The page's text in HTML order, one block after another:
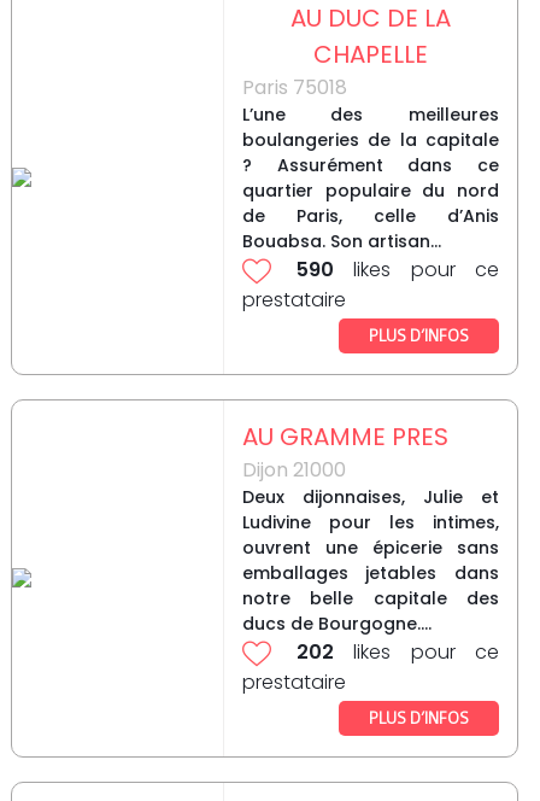
AU DUC DE LA
CHAPELLE
Paris 75018
L’une des meilleures
boulangeries de la capitale
? Assurément dans ce
quartier populaire du nord
de Paris, celle d’Anis
Bouabsa. Son artisan...
590 likes pour ce
prestataire
PLUS D’INFOS
AU GRAMME PRES
Dijon 21000
Deux dijonnaises, Julie et
Ludivine pour les intimes,
ouvrent une épicerie sans
emballages jetables dans
notre belle capitale des
ducs de Bourgogne....
202 likes pour ce
prestataire
PLUS D’INFOS